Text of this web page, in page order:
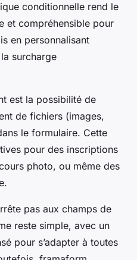
conditionnelle rend le
et compréhensible pour
en personnalisant
surcharge
est la possibilité de
de fichiers (images,
le formulaire. Cette
pour des inscriptions
photo, ou même des
pas aux champs de
reste simple, avec un
pour s’adapter à toutes